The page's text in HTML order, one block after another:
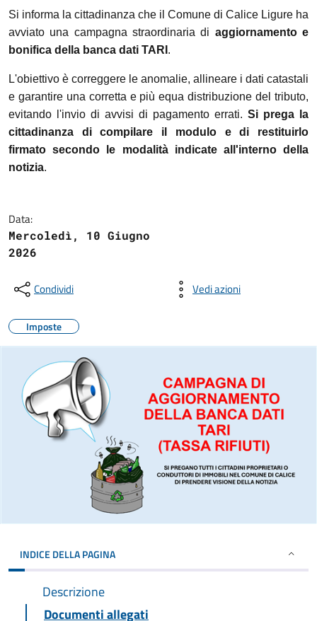
Si informa la cittadinanza che il Comune di Calice Ligure ha
avviato una campagna straordinaria di aggiornamento e
bonifica della banca dati TARI .
L'obiettivo è correggere le anomalie, allineare i dati catastali
e garantire una corretta e più equa distribuzione del tributo,
evitando l'invio di avvisi di pagamento errati. Si prega la
cittadinanza di compilare il modulo e di restituirlo
firmato secondo le modalità indicate all'interno della
notizia.
Data:
Mercoledì, 10 Giugno
2026
Condividi Vedi azioni
Imposte
INDICE DELLA PAGINA
Descrizione
Documenti allegati